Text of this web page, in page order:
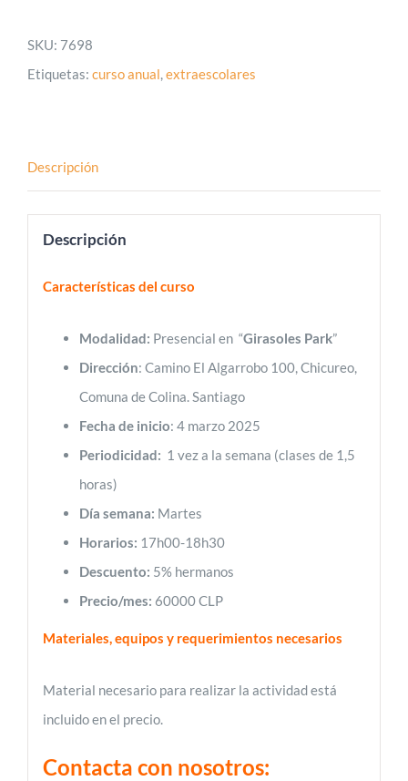
cantidad
SKU: 7698
Etiquetas: curso anual,extraescolares
Descripción
Descripción
Características del curso
Modalidad: Presencial en “Girasoles Park”
Dirección: Camino El Algarrobo 100, Chicureo,
Comuna de Colina. Santiago
Fecha de inicio: 4 marzo 2025
Periodicidad: 1 vez a la semana (clases de 1,5
horas)
Día semana: Martes
Horarios: 17h00-18h30
Descuento: 5% hermanos
Precio/mes: 60000 CLP
Materiales, equipos y requerimientos necesarios
Material necesario para realizar la actividad está
incluido en el precio.
Contacta con nosotros: